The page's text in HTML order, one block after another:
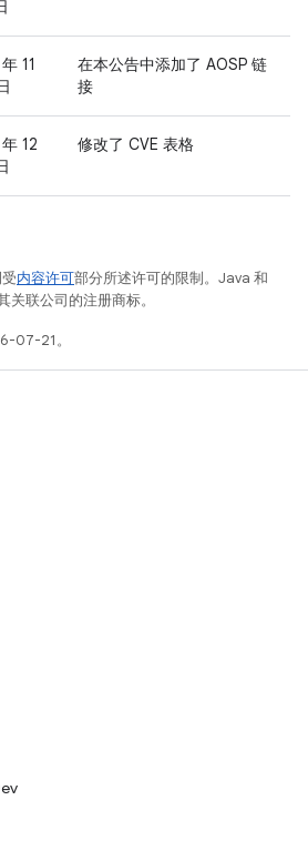
11
在本公告中添加了 AOSP 链
接
12
修改了 CVE 表格
内容许可部分所述许可的限制。Java 和
联公司的注册商标。
07-21。